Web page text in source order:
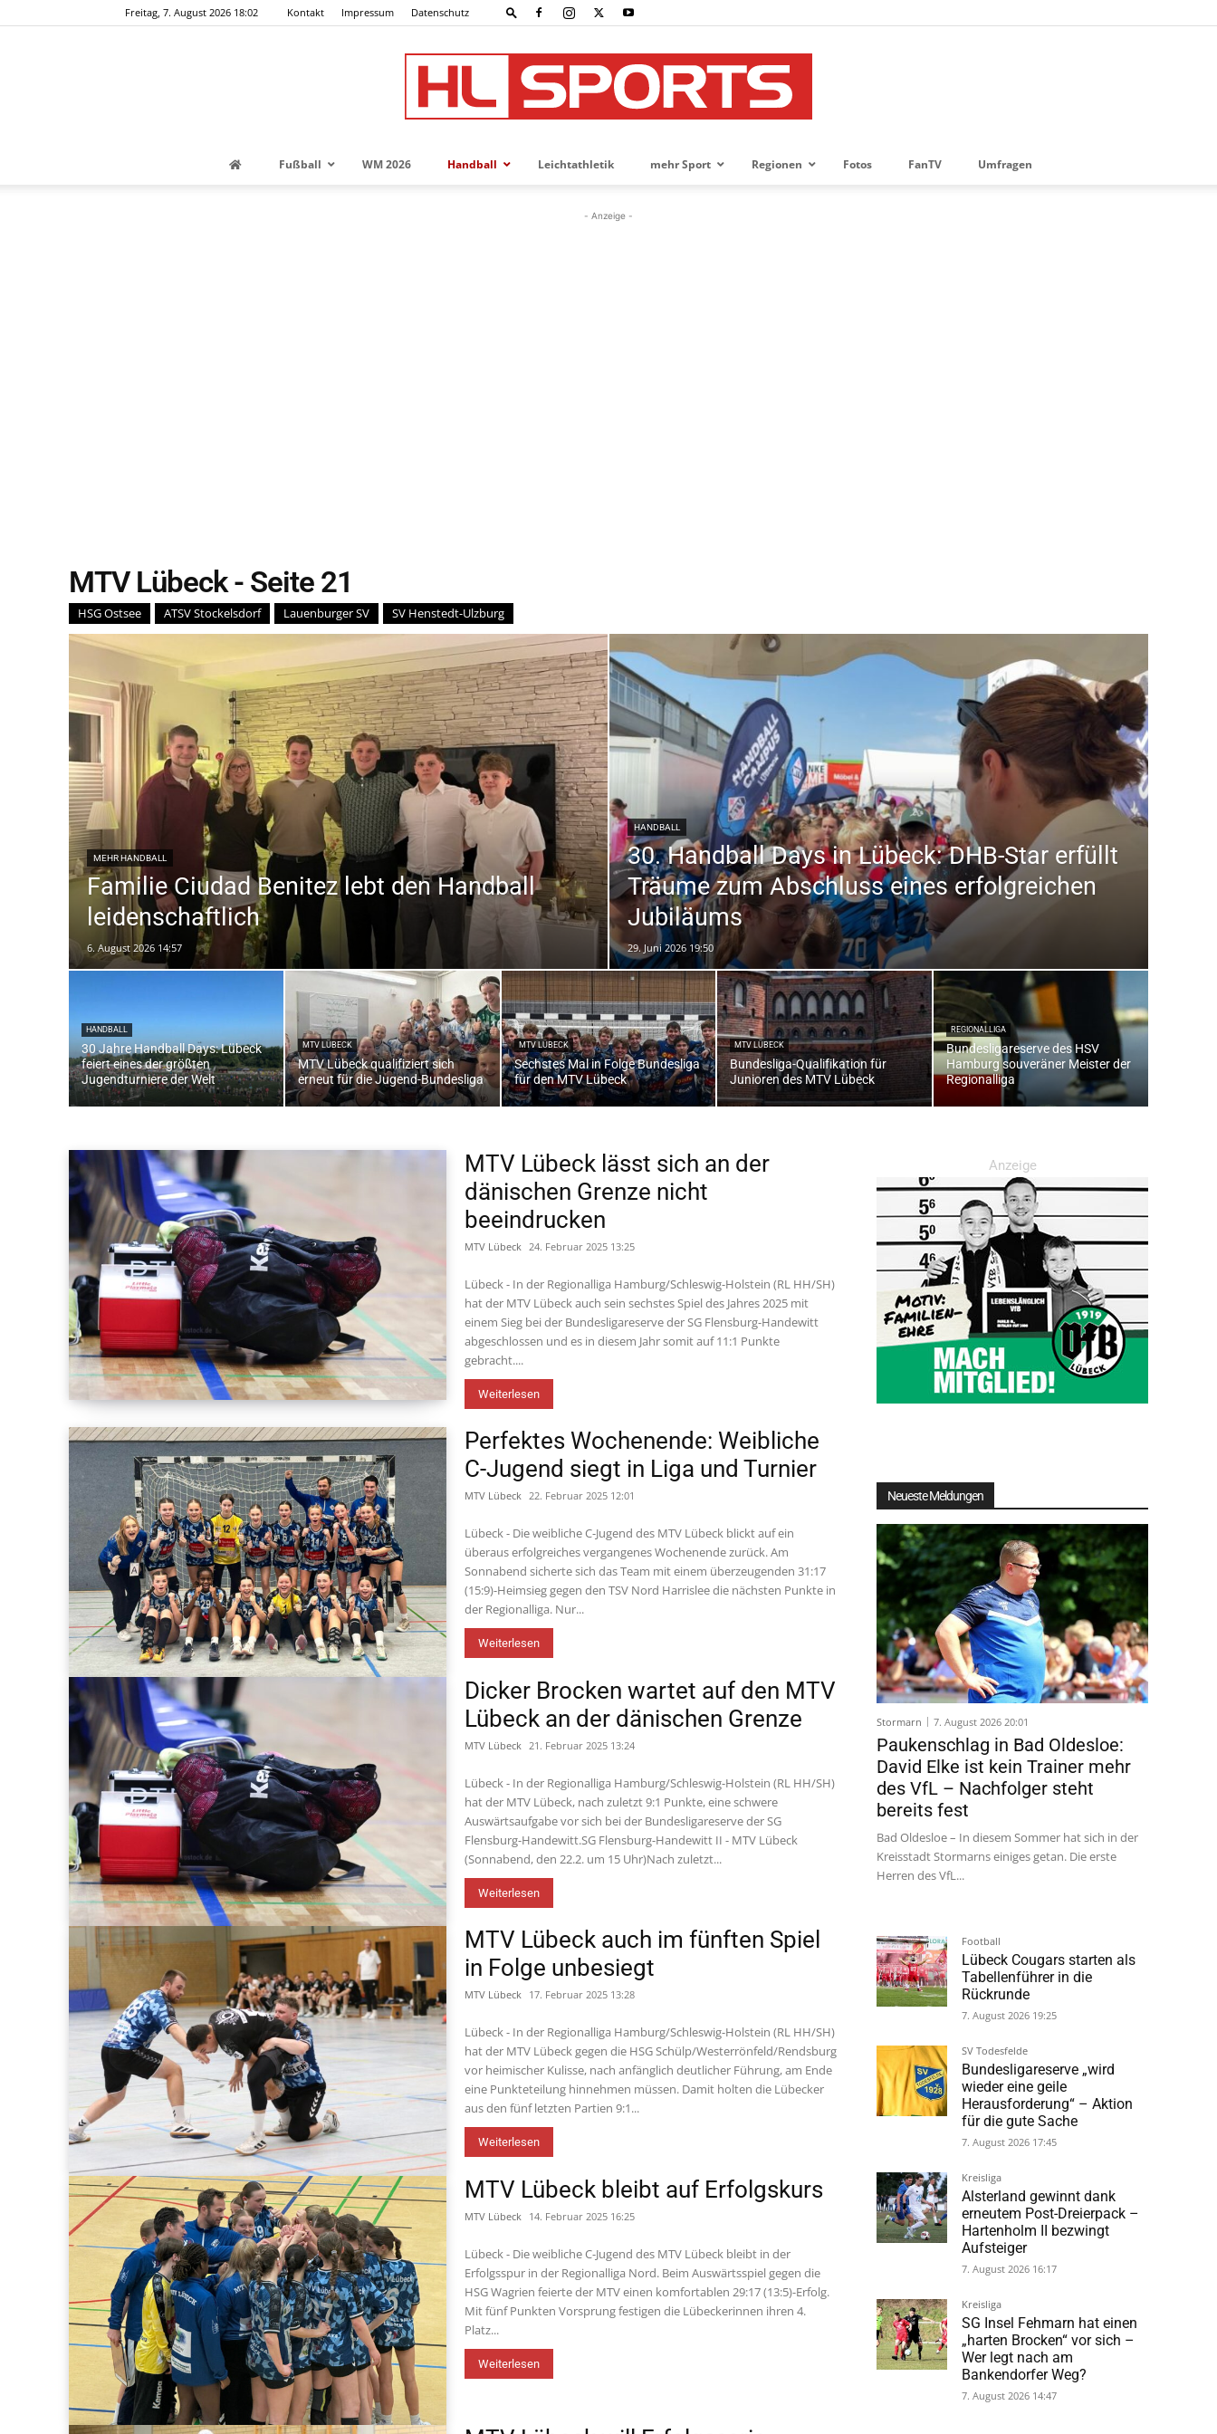
Freitag, 7. August 2026 18:02 Kontakt Impressum Datenschutz
News
die
Region
Fußball WM 2026 Handball Leichtathletik mehr Sport Regionen Fotos FanTV Umfragen
- Anzeige -
MTV Lübeck- Seite 21
HSG Ostsee ATSV Stockelsdorf Lauenburger SV SV Henstedt-Ulzburg
MEHR HANDBALL
Familie Ciudad Benitez lebt den Handball
leidenschaftlich
6. August 2026 14:57
HANDBALL
30. Handball Days in Lübeck: DHB-Star erfüllt
Träume zum Abschluss eines erfolgreichen
Jubiläums
29. Juni 2026 19:50
HANDBALL
30 Jahre Handball Days: Lübeck
feiert eines der größten
Jugendturniere der Welt
MTV LÜBECK
MTV Lübeck qualifiziert sich
erneut für die Jugend-Bundesliga
MTV LÜBECK
Sechstes Mal in Folge Bundesliga
für den MTV Lübeck
MTV LÜBECK
Bundesliga-Qualifikation für
Junioren des MTV Lübeck
REGIONALLIGA
Bundesligareserve des HSV
Hamburg souveräner Meister der
Regionalliga
MTV Lübeck lässt sich an der
dänischen Grenze nicht
beeindrucken
MTV Lübeck 24. Februar 2025 13:25
Lübeck - In der Regionalliga Hamburg/Schleswig-Holstein (RL HH/SH)
hat der MTV Lübeck auch sein sechstes Spiel des Jahres 2025 mit
einem Sieg bei der Bundesligareserve der SG Flensburg-Handewitt
abgeschlossen und es in diesem Jahr somit auf 11:1 Punkte
gebracht....
Weiterlesen
Perfektes Wochenende: Weibliche
C-Jugend siegt in Liga und Turnier
MTV Lübeck 22. Februar 2025 12:01
Lübeck - Die weibliche C-Jugend des MTV Lübeck blickt auf ein
überaus erfolgreiches vergangenes Wochenende zurück. Am
Sonnabend sicherte sich das Team mit einem überzeugenden 31:17
(15:9)-Heimsieg gegen den TSV Nord Harrislee die nächsten Punkte in
der Regionalliga. Nur...
Weiterlesen
Dicker Brocken wartet auf den MTV
Lübeck an der dänischen Grenze
MTV Lübeck 21. Februar 2025 13:24
Lübeck - In der Regionalliga Hamburg/Schleswig-Holstein (RL HH/SH)
hat der MTV Lübeck, nach zuletzt 9:1 Punkte, eine schwere
Auswärtsaufgabe vor sich bei der Bundesligareserve der SG
Flensburg-Handewitt.SG Flensburg-Handewitt II - MTV Lübeck
(Sonnabend, den 22.2. um 15 Uhr)Nach zuletzt...
Weiterlesen
MTV Lübeck auch im fünften Spiel
in Folge unbesiegt
MTV Lübeck 17. Februar 2025 13:28
Lübeck - In der Regionalliga Hamburg/Schleswig-Holstein (RL HH/SH)
hat der MTV Lübeck gegen die HSG Schülp/Westerrönfeld/Rendsburg
vor heimischer Kulisse, nach anfänglich deutlicher Führung, am Ende
eine Punkteteilung hinnehmen müssen. Damit holten die Lübecker
aus den fünf letzten Partien 9:1...
Weiterlesen
MTV Lübeck bleibt auf Erfolgskurs
MTV Lübeck 14. Februar 2025 16:25
Lübeck - Die weibliche C-Jugend des MTV Lübeck bleibt in der
Erfolgsspur in der Regionalliga Nord. Beim Auswärtsspiel gegen die
HSG Wagrien feierte der MTV einen komfortablen 29:17 (13:5)-Erfolg.
Mit fünf Punkten Vorsprung festigen die Lübeckerinnen ihren 4.
Platz...
Weiterlesen
Anzeige
Neueste Meldungen
Stormarn 7. August 2026 20:01
Paukenschlag in Bad Oldesloe:
David Elke ist kein Trainer mehr
des VfL – Nachfolger steht
bereits fest
Bad Oldesloe – In diesem Sommer hat sich in der
Football
Lübeck Cougars starten als
Tabellenführer in die
7. August 2026 19:25
SV Todesfelde
Bundesligareserve „wird
wieder eine geile
Herausforderung“ – Aktion
7. August 2026 17:45
Kreisliga
Alsterland gewinnt dank
erneutem Post-Dreierpack –
Hartenholm II bezwingt
7. August 2026 16:17
Kreisliga
SG Insel Fehmarn hat einen
„harten Brocken“ vor sich –
Wer legt nach am